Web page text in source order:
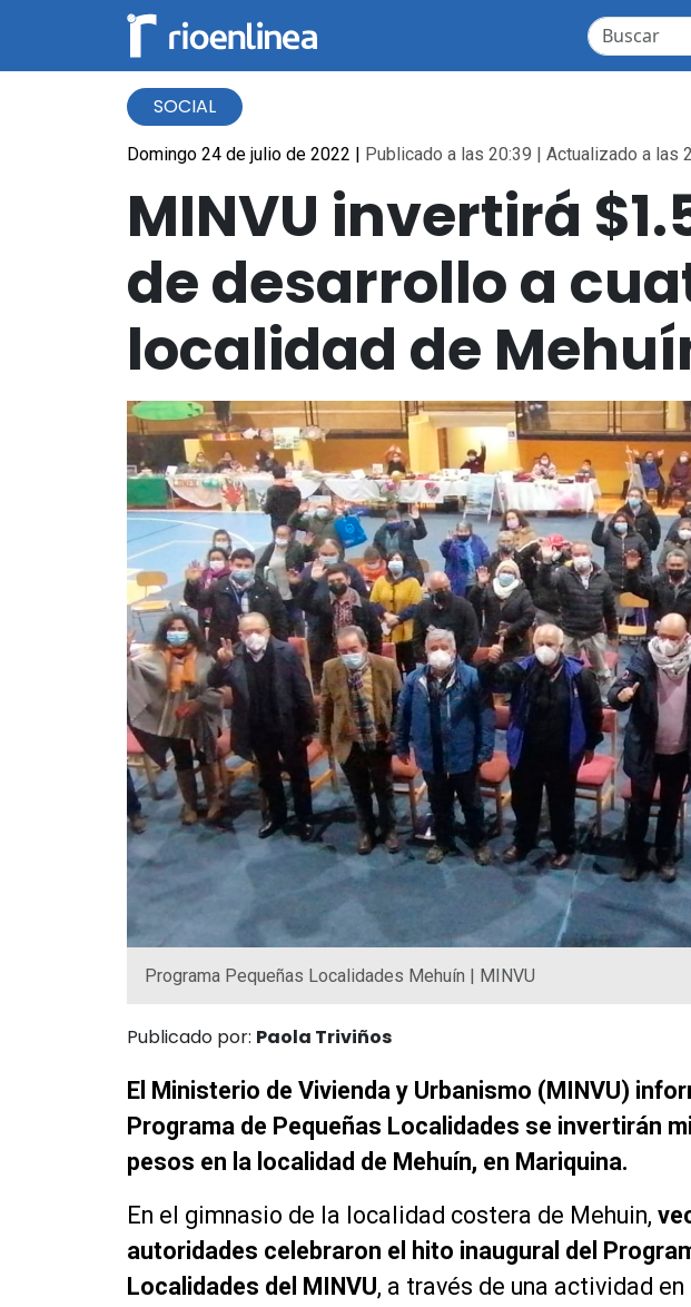
SOCIAL
Domingo 24 de julio de 2022 | Publicado a las 20:39 | Actualizado a las
MINVU invertirá
de desarrollo a
localidad de
Programa Pequeñas Localidades Mehuín | MINVU
Publicado por: Paola Triviños
El Ministerio de Vivienda y Urbanismo (MINVU)
Programa de Pequeñas Localidades se invertirán
pesos en la localidad de Mehuín, en Mariquina.
En el gimnasio de la localidad costera de Mehuin,
autoridades celebraron el hito inaugural del
Localidades del MINVU, a través de una actividad